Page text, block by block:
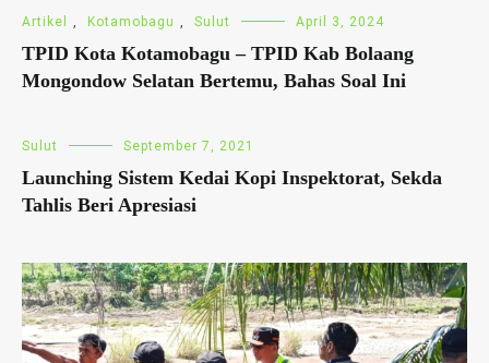
Artikel , Kotamobagu , Sulut April 3, 2024
TPID Kota Kotamobagu – TPID Kab Bolaang
Mongondow Selatan Bertemu, Bahas Soal Ini
Sulut September 7, 2021
Launching Sistem Kedai Kopi Inspektorat, Sekda
Tahlis Beri Apresiasi